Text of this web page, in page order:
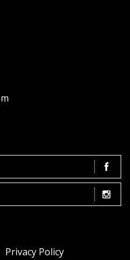
Privacy Policy